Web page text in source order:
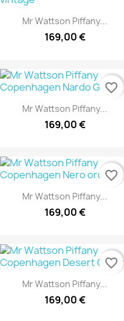
Mr Wattson Piffany...
169,00 €
Mr Wattson Piffany...
169,00 €
favorite_border
Mr Wattson Piffany...
169,00 €
favorite_border
Mr Wattson Piffany...
169,00 €
favorite_border